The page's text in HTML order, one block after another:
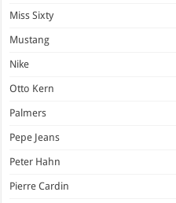
Miss Sixty
Mustang
Nike
Otto Kern
Palmers
Pepe Jeans
Peter Hahn
Pierre Cardin